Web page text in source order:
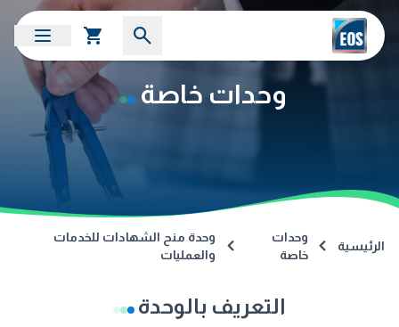
وحدات خاصة
الرئيسية
وحدات
خاصة
وحدة منح الشهادات للخدمات
والعمليات
التعريف بالوحدة